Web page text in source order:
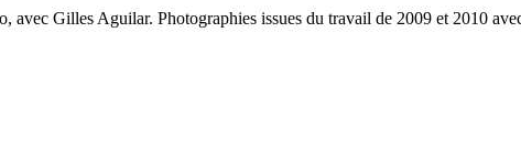
avec Gilles Aguilar. Photographies issues du travail de 2009 et 2010